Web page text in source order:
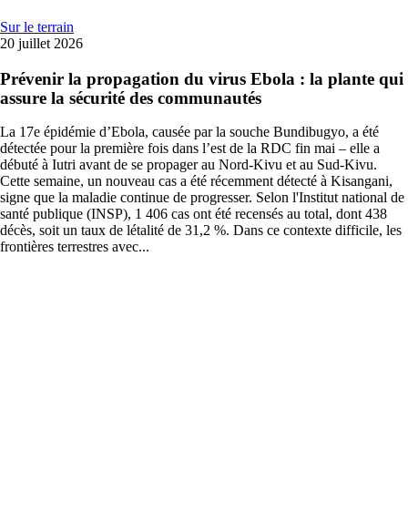
Sur le terrain
20 juillet 2026
Prévenir la propagation du virus Ebola : la plante qui
assure la sécurité des communautés
La 17e épidémie d’Ebola, causée par la souche Bundibugyo, a été
détectée pour la première fois dans l’est de la RDC fin mai – elle a
débuté à Iutri avant de se propager au Nord-Kivu et au Sud-Kivu.
Cette semaine, un nouveau cas a été récemment détecté à Kisangani,
signe que la maladie continue de progresser. Selon l'Institut national de
santé publique (INSP), 1 406 cas ont été recensés au total, dont 438
décès, soit un taux de létalité de 31,2 %. Dans ce contexte difficile, les
frontières terrestres avec...